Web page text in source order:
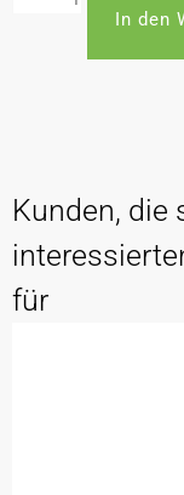
In den
Kunden, die
für